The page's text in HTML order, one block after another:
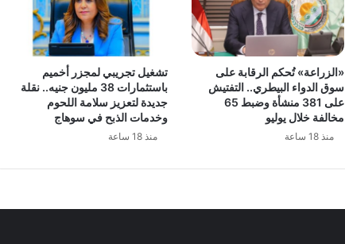
«الزراعة» تُحكم الرقابة على
سوق الدواء البيطري.. التفتيش
على 381 منشأة وضبط 65
مخالفة خلال يوليو
منذ 18 ساعة
تشغيل تجريبي لمجزر أخميم
باستثمارات 38 مليون جنيه.. نقلة
جديدة لتعزيز سلامة اللحوم
وخدمات الذبح في سوهاج
منذ 18 ساعة